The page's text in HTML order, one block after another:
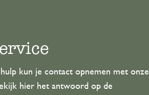
kun je contact opnemen met onze
hier het antwoord op de